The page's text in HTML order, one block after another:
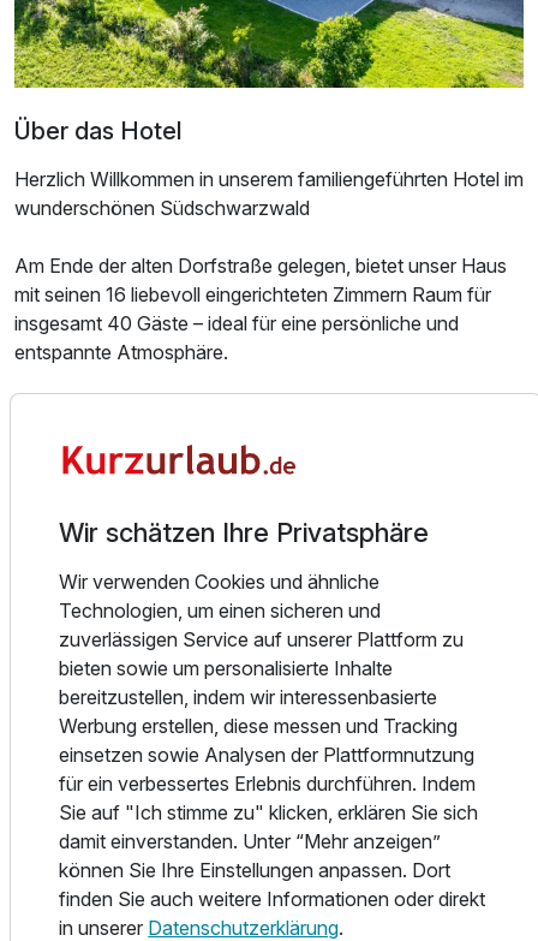
Für 3 Tage p.P. ab285,00 €
Doppelzimmer Standard
Über das Hotel
Herzlich Willkommen in unserem familiengeführten Hotel im
wunderschönen Südschwarzwald
Am Ende der alten Dorfstraße gelegen, bietet unser Haus
mit seinen 16 liebevoll eingerichteten Zimmern Raum für
insgesamt 40 Gäste – ideal für eine persönliche und
entspannte Atmosphäre.
Unser Restaurant mit Gartenterrasse verwöhnt Sie mit
regionalen Köstlichkeiten, während unser gemütliches
Parkanlage dazu einladen, einfach einmal loszulassen und
Für besondere Momente der Entspannung steht unser
neuer Saunabereich bereit: Genießen Sie die
Panoramasauna, entspannen Sie auf den Infrarotsitzen
oder erfrischen Sie sich unter der Regendusche.
Der Ruheraum mit Kaminofen, Sitzfenster und Kuschelbett
rundet das Erlebnis ab und bietet einen direkten Zugang zur
Natur über die angrenzende Terrasse.
Ob Sie Entspannung oder eine Auszeit in familiärer
Umgebung suchen –
Wir schätzen Ihre Privatsphäre
Wir verwenden Cookies und ähnliche
Technologien, um einen sicheren und
zuverlässigen Service auf unserer Plattform zu
bieten sowie um personalisierte Inhalte
bereitzustellen, indem wir interessenbasierte
Werbung erstellen, diese messen und Tracking
einsetzen sowie Analysen der Plattformnutzung
für ein verbessertes Erlebnis durchführen. Indem
Sie auf "Ich stimme zu" klicken, erklären Sie sich
damit einverstanden. Unter “Mehr anzeigen”
können Sie Ihre Einstellungen anpassen. Dort
finden Sie auch weitere Informationen oder direkt
in unserer Datenschutzerklärung.